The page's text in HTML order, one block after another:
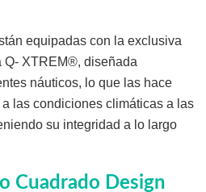
equipadas con la exclusiva
Q- XTREM®, diseñada
náuticos, lo que las hace
las condiciones climáticas a las
su integridad a lo largo
Cuadrado Design